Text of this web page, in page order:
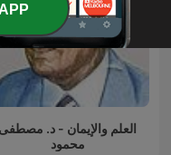
العلم والإيمان - د. مصطفى
محمود